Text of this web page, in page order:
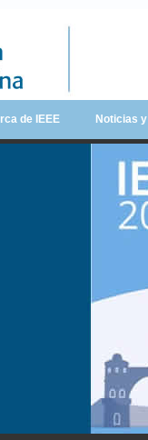
de IEEE Noticias